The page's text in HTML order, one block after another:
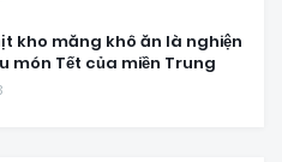
kho măng khô ăn là nghiện
món Tết của miền Trung